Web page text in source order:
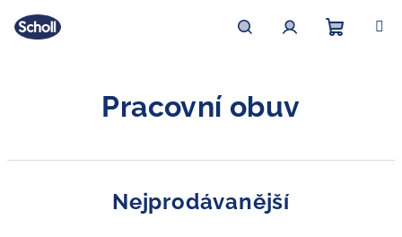
obsah
Pracovní obuv
Nejprodávanější